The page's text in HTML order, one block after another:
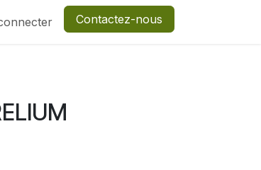
Contactez-nous